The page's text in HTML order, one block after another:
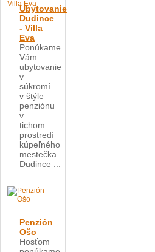
Ubytovanie
Dudince
- Villa
Eva
Ponúkame
Vám
ubytovanie
v
súkromí
v štýle
penziónu
v
tichom
prostredí
kúpeľného
mestečka
Dudince ...
Penzión
Ošo
Hosťom